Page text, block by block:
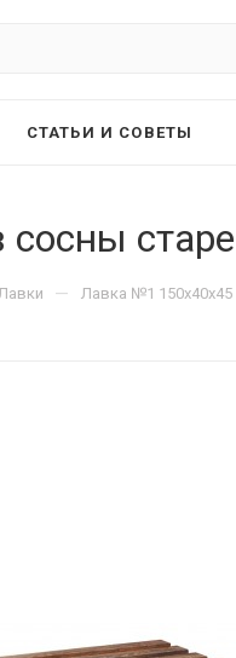
СТАТЬИ И СОВЕТЫ
— Лавка №1